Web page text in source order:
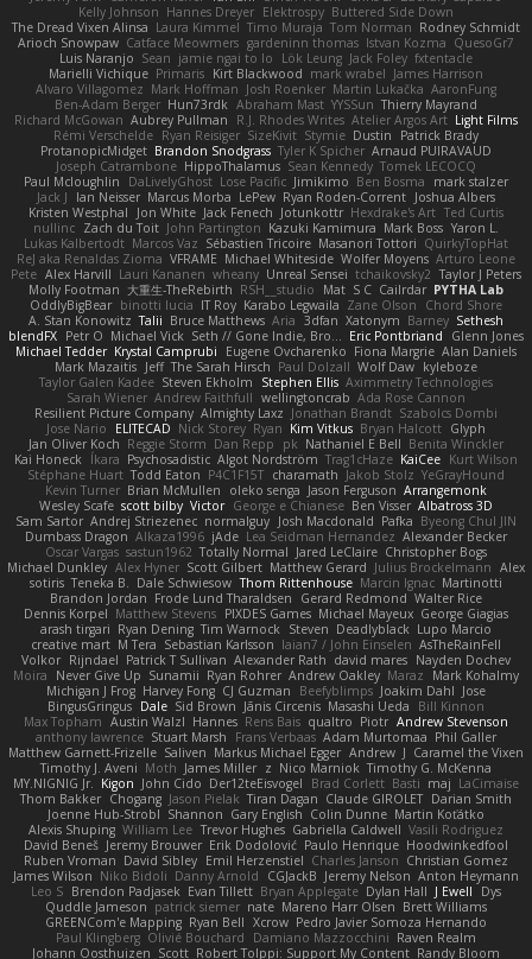
Kelly Johnson Hannes Dreyer Elektrospy Buttered Side Down
The Dread Vixen Alinsa Laura Kimmel Timo Muraja Tom Norman Rodney Schmidt
Arioch Snowpaw Catface Meowmers gardeninn thomas Istvan Kozma QuesoGr7
Luis Naranjo Sean jamie ngai to lo Lök Leung Jack Foley fxtentacle
Marielli Vichique Primaris Kirt Blackwood mark wrabel James Harrison
Alvaro Villagomez Mark Hoffman Josh Roenker Martin Lukačka AaronFung
Ben-Adam Berger Hun73rdk Abraham Mast YYSSun Thierry Mayrand
Richard McGowan Aubrey Pullman R.J. Rhodes Writes Atelier Argos Art Light Films
Rémi Verschelde Ryan Reisiger SizeKivit Stymie Dustin
Patrick Brady
ProtanopicMidget Brandon Snodgrass Tyler K Spicher Arnaud PUIRAVAUD
Joseph Catrambone HippoThalamus Sean Kennedy Tomek LECOCQ
Paul Mcloughlin
DaLivelyGhost Lose Pacific Jimikimo Ben Bosma
mark stalzer
Jack J
Ian Neisser Marcus Morba LePew Ryan Roden-Corrent Joshua Albers
Kristen Westphal
Jon White Jack Fenech Jotunkottr Hexdrake's Art Ted Curtis
nullinc Zach du Toit John Partington Kazuki Kamimura Mark Boss Yaron L.
Lukas Kalbertodt Marcos Vaz Sébastien Tricoire Masanori Tottori QuirkyTopHat
ReJ aka Renaldas Zioma VFRAME Michael Whiteside Wolfer Moyens Arturo Leone
Pete Alex Harvill Lauri Kananen wheany Unreal Sensei tchaikovsky2 Taylor J Peters
Molly Footman 大重生-TheRebirth RSH__studio Mat S C Cailrdar PYTHA Lab
OddlyBigBear binotti lucia IT Roy Karabo Legwaila Zane Olson
Chord Shore
A. Stan Konowitz Talii Bruce Matthews Aria 3dfan Xatonym Barney Sethesh
blendFX Petr O Michael Vick Seth // Gone Indie, Bro... Eric Pontbriand
Glenn Jones
Michael Tedder Krystal Camprubi Eugene Ovcharenko Fiona Margrie Alan Daniels
Mark Mazaitis Jeff The Sarah Hirsch Paul Dolzall Wolf Daw kyleboze
Taylor Galen Kadee Steven Ekholm Stephen Ellis Aximmetry Technologies
Sarah Wiener Andrew Faithfull wellingtoncrab Ada Rose Cannon
Resilient Picture Company Almighty Laxz Jonathan Brandt Szabolcs Dombi
Jose Nario
ELITECAD Nick Storey Ryan Kim Vitkus Bryan Halcott Glyph
Jan Oliver Koch Reggie Storm Dan Repp pk Nathaniel E Bell Benita Winckler
Kai Honeck Íkara Psychosadistic Algot Nordström Trag1cHaze KaiCee Kurt Wilson
Stéphane Huart Todd Eaton P4C1F15T charamath Jakob Stolz YeGrayHound
Kevin Turner Brian McMullen oleko senga Jason Ferguson Arrangemonk
Wesley Scafe scott bilby Victor George e Chianese Ben Visser Albatross 3D
Sam Sartor Andrej Striezenec normalguy Josh Macdonald Pafka Byeong Chul JIN
Dumbass Dragon Alkaza1996 jAde Lea Seidman Hernandez Alexander Becker
Oscar Vargas sastun1962 Totally Normal Jared LeClaire Christopher Bogs
Michael Dunkley Alex Hyner Scott Gilbert Matthew Gerard Julius Brockelmann Alex
sotiris Teneka B. Dale Schwiesow Thom Rittenhouse Marcin Ignac Martinotti
Brandon Jordan Frode Lund Tharaldsen Gerard Redmond Walter Rice
Dennis Korpel Matthew Stevens PIXDES Games Michael Mayeux George Giagias
arash tirgari Ryan Dening Tim Warnock Steven Deadlyblack Lupo Marcio
creative mart M Tera Sebastian Karlsson Iaian7 / John Einselen AsTheRainFell
Volkor Rijndael Patrick T Sullivan Alexander Rath david mares Nayden Dochev
Moira
Never Give Up Sunamii Ryan Rohrer Andrew Oakley Maraz
Mark Kohalmy
Michigan J Frog Harvey Fong CJ Guzman Beefyblimps Joakim Dahl Jose
BingusGringus Dale Sid Brown Jānis Circenis Masashi Ueda
Bill Kinnon
Max Topham Austin Walzl Hannes Rens Bais qualtro Piotr Andrew Stevenson
anthony lawrence Stuart Marsh Frans Verbaas Adam Murtomaa Phil Galler
Matthew Garnett-Frizelle Saliven Markus Michael Egger Andrew J Caramel the Vixen
Timothy J. Aveni Moth James Miller z Nico Marniok Timothy G. McKenna
MY.NIGNIG Jr. Kigon John Cido Der12teEisvogel Brad Corlett Basti maj LaCimaise
Thom Bakker Chogang Jason Pielak Tiran Dagan Claude GIROLET Darian Smith
Joenne Hub-Strobl Shannon Gary English Colin Dunne Martin Koťátko
Alexis Shuping William Lee Trevor Hughes Gabriella Caldwell Vasili Rodriguez
David Beneš Jeremy Brouwer Erik Dodolović Paulo Henrique Hoodwinkedfool
Ruben Vroman David Sibley Emil Herzenstiel Charles Janson Christian Gomez
James Wilson Niko Bidoli Danny Arnold CGJackB Jeremy Nelson Anton Heymann
Leo S Brendon Padjasek Evan Tillett Bryan Applegate Dylan Hall J Ewell
Dys
Quddle Jameson patrick siemer nate Mareno Harr Olsen Brett Williams
GREENCom'e Mapping Ryan Bell Xcrow Pedro Javier Somoza Hernando
Paul Klingberg Olivié Bouchard Damiano Mazzocchini Raven Realm
Johann Oosthuizen Scott Robert Tolppi: Support My Content Randy Bloom